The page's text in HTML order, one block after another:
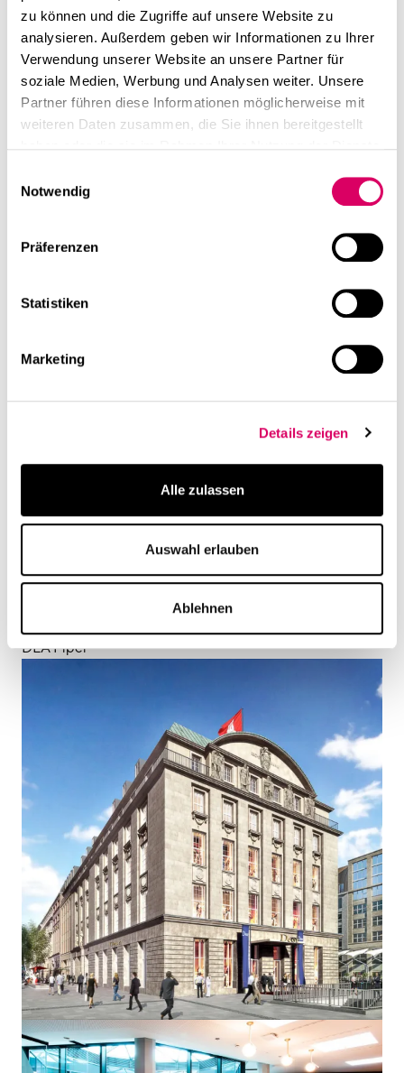
zu können und die Zugriffe auf unsere Website zu
analysieren. Außerdem geben wir Informationen zu Ihrer
Verwendung unserer Website an unsere Partner für
soziale Medien, Werbung und Analysen weiter. Unsere
Partner führen diese Informationen möglicherweise mit
weiteren Daten zusammen, die Sie ihnen bereitgestellt
Notwendig
Präferenzen
Statistiken
Marketing
Details zeigen
Alle zulassen
Auswahl erlauben
Ablehnen
Durch die vertrauensvolle
Zusammenarbeit mit
CSMM in den
uns gelungen,
Standards in Sachen
allem auch in der Funktion
ganz wesentlich zur
Anspruch, den wir sowohl
unseren Mandanten als
auch unseren
Mitarbeitenden
gegenüber haben.
DLA Piper